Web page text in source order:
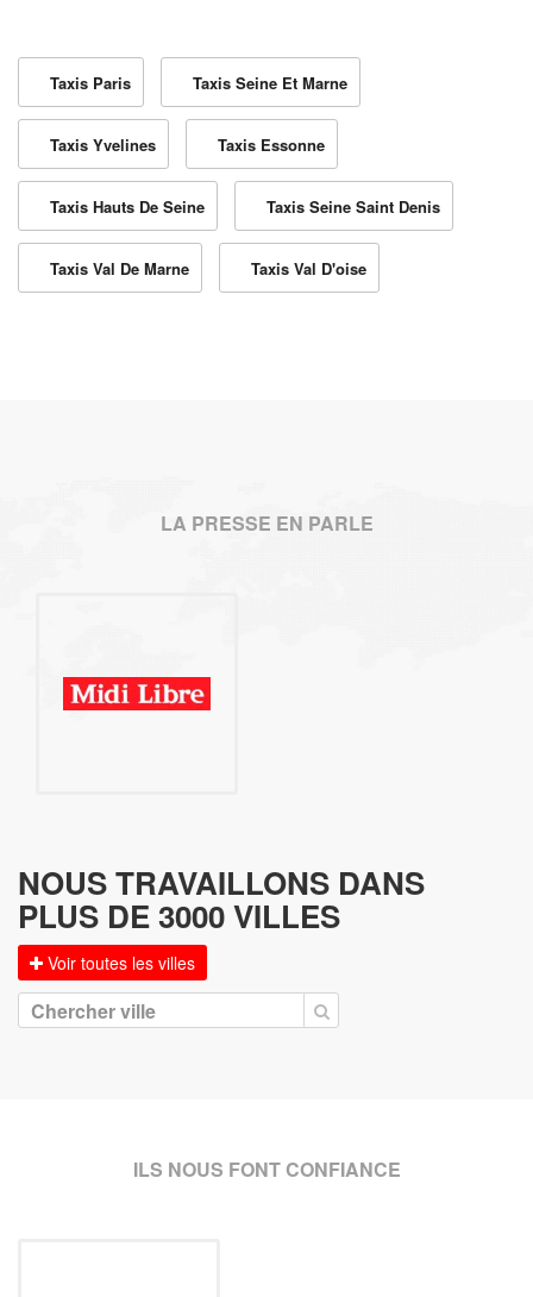
Taxis Paris Taxis Seine Et Marne
Taxis Yvelines Taxis Essonne
Taxis Hauts De Seine Taxis Seine Saint Denis
Taxis Val De Marne Taxis Val D'oise
LA PRESSE EN PARLE
NOUS TRAVAILLONS DANS
PLUS DE 3000 VILLES
Voir toutes les villes
ILS NOUS FONT CONFIANCE